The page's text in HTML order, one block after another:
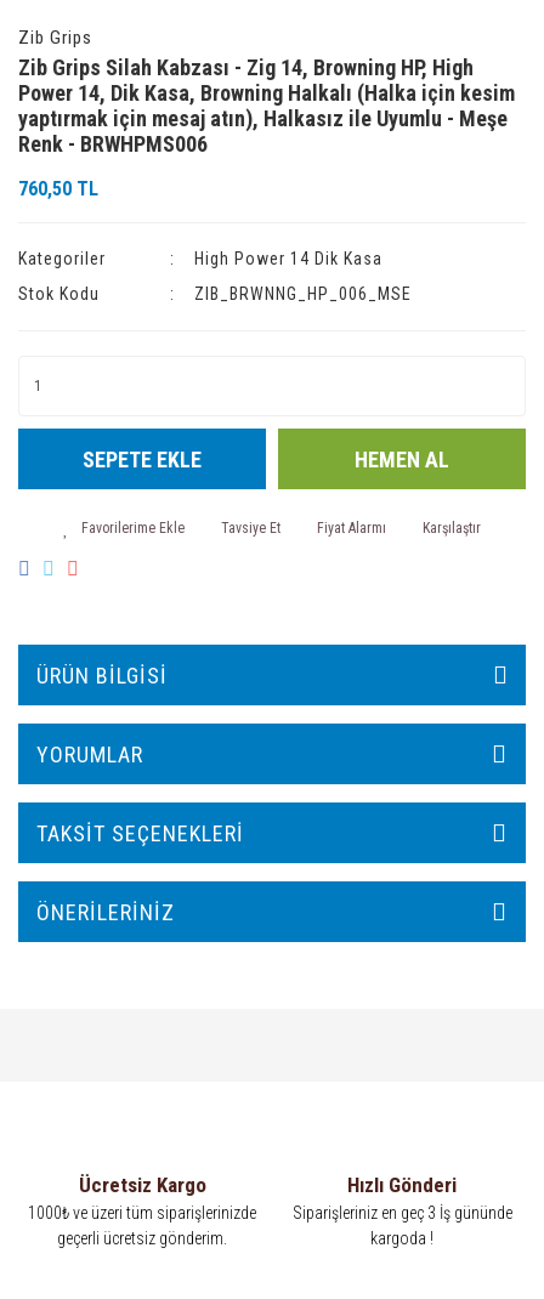
Zib Grips
Zib Grips Silah Kabzası - Zig 14, Browning HP, High
Power 14, Dik Kasa, Browning Halkalı (Halka için kesim
yaptırmak için mesaj atın), Halkasız ile Uyumlu - Meşe
Renk - BRWHPMS006
760,50 TL
Kategoriler
High Power 14 Dik Kasa
Stok Kodu
ZIB_BRWNNG_HP_006_MSE
SEPETE EKLE HEMEN AL
Tavsiye Et Fiyat Alarmı Karşılaştır
ÜRÜN BILGISI
YORUMLAR
TAKSIT SEÇENEKLERI
ÖNERILERINIZ
Ücretsiz Kargo
1000₺ ve üzeri tüm siparişlerinizde
geçerli ücretsiz gönderim.
Hızlı Gönderi
Siparişleriniz en geç 3 İş gününde
kargoda !